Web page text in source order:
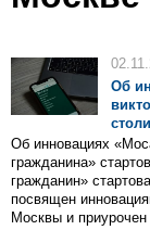
Об
Об инновациях
гражданина»
гражданин»
посвящен
Москвы и